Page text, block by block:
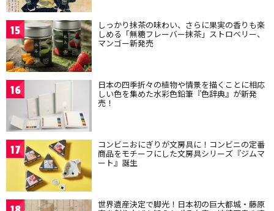
15 しっかり抹茶の味わい、さらに果実の香りも楽
しめる「無糖フレーバー抹茶」ストロベリー、
マンゴー新発売
16 日本の四季折々の植物や情景を描くことに相応
しい色を集めた水彩色鉛筆『色辞典』が新発
売！
17 コンビニおにぎりが文房具に！コンビニの定番
商品をモチーフにした文房具シリーズ『ジムマ
ート』誕生
世界遺産決定で脚光！日本初の巨大都城・藤原